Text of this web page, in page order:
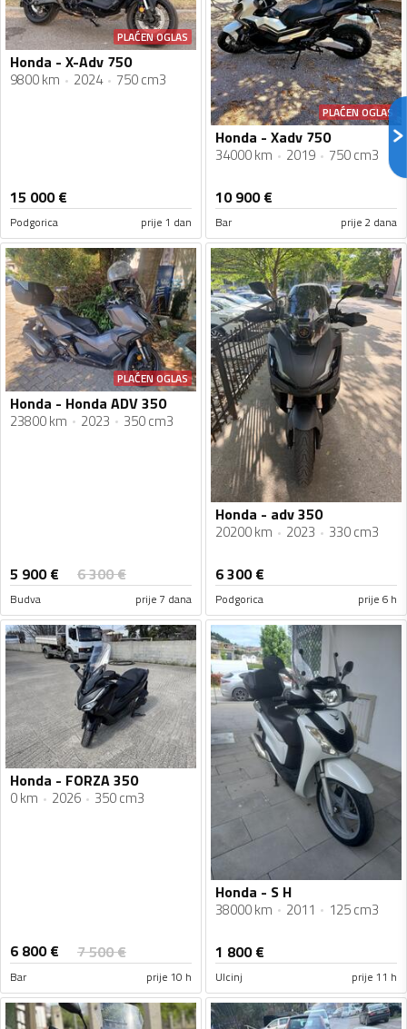
PLAĆEN OGLAS
Honda - X-Adv 750
9800 km 2024 750 cm3
15 000€
Podgorica prije 1 dan
PLAĆEN OGLAS
Honda - Xadv 750
34000 km 2019 750 cm3
10 900€
Bar prije 2 dana
PLAĆEN OGLAS
Honda - Honda ADV 350
23800 km 2023 350 cm3
5 900€ 6 300€
Budva prije 7 dana
Honda - adv 350
20200 km 2023 330 cm3
6 300€
Podgorica prije 6 h
Honda - FORZA 350
0 km 2026 350 cm3
6 800€ 7 500€
Bar prije 10 h
Honda - S H
38000 km 2011 125 cm3
1 800€
Ulcinj prije 11 h